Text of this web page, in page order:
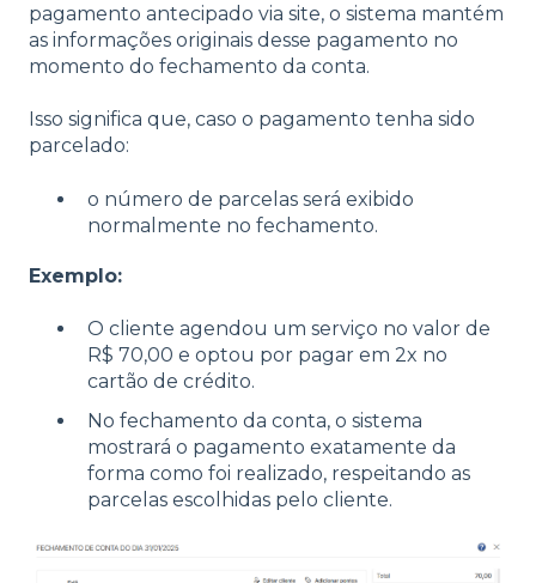
pagamento antecipado via site, o sistema mantém
as informações originais desse pagamento no
momento do fechamento da conta.
Isso significa que, caso o pagamento tenha sido
parcelado:
o número de parcelas será exibido
normalmente no fechamento.
Exemplo:
O cliente agendou um serviço no valor de
R$ 70,00 e optou por pagar em 2x no
cartão de crédito.
No fechamento da conta, o sistema
mostrará o pagamento exatamente da
forma como foi realizado, respeitando as
parcelas escolhidas pelo cliente.